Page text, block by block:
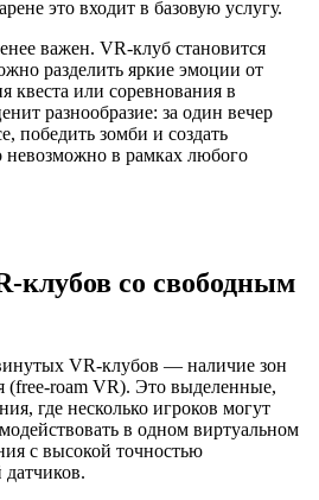
это входит в базовую услугу.
важен. VR-клуб становится
разделить яркие эмоции от
квеста или соревнования в
разнообразие: за один вечер
победить зомби и создать
невозможно в рамках любого
клубов со свободным
VR-клубов — наличие зон
(free-roam VR). Это выделенные,
где несколько игроков могут
в одном виртуальном
с высокой точностью